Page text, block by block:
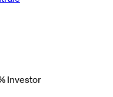
Investor